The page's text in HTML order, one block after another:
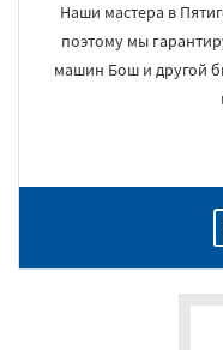
Наши мастера в
поэтому мы
машин Бош и другой